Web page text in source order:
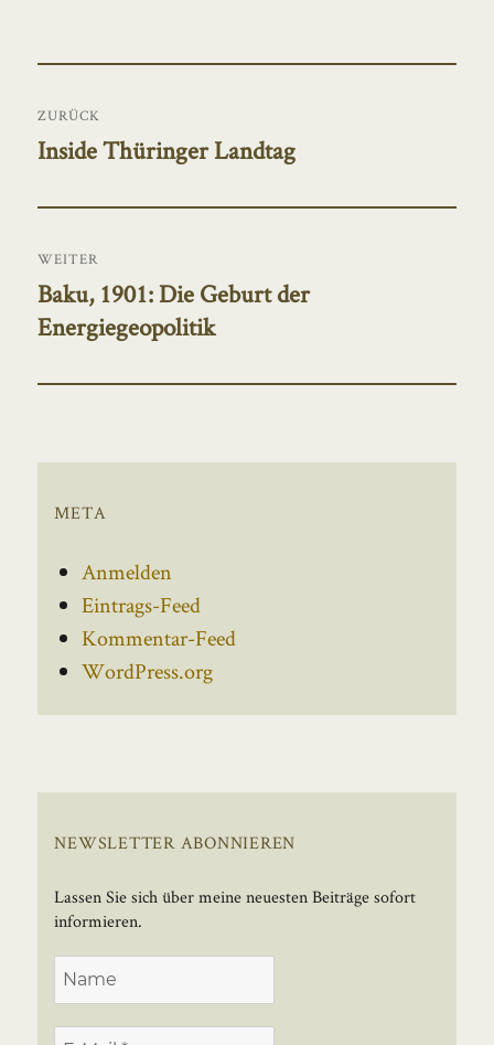
ZURÜCK
Vorheriger
Inside Thüringer Landtag
WEITER
Nächster
Beitrag:
Baku, 1901: Die Geburt der
Energiegeopolitik
META
Anmelden
Eintrags-Feed
Kommentar-Feed
WordPress.org
NEWSLETTER ABONNIEREN
Lassen Sie sich über meine neuesten Beiträge sofort
informieren.